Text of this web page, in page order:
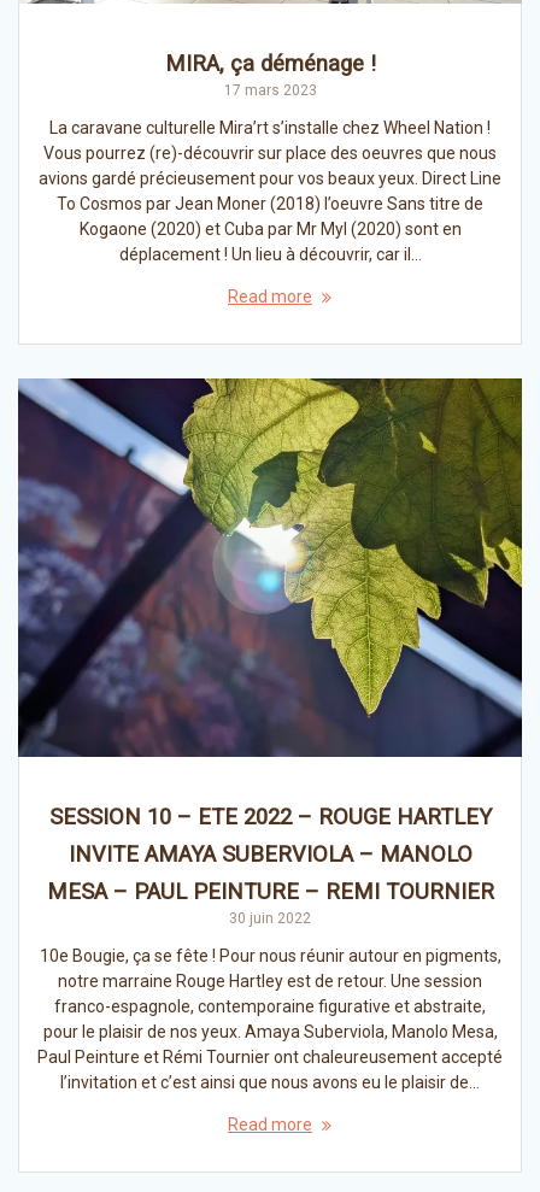
MIRA, ça déménage !
17 mars 2023
La caravane culturelle Mira’rt s’installe chez Wheel Nation !
Vous pourrez (re)-découvrir sur place des oeuvres que nous
avions gardé précieusement pour vos beaux yeux. Direct Line
To Cosmos par Jean Moner (2018) l’oeuvre Sans titre de
Kogaone (2020) et Cuba par Mr Myl (2020) sont en
déplacement ! Un lieu à découvrir, car il…
Read more
SESSION 10 – ETE 2022 – ROUGE HARTLEY
INVITE AMAYA SUBERVIOLA – MANOLO
MESA – PAUL PEINTURE – REMI TOURNIER
30 juin 2022
10e Bougie, ça se fête ! Pour nous réunir autour en pigments,
notre marraine Rouge Hartley est de retour. Une session
franco-espagnole, contemporaine figurative et abstraite,
pour le plaisir de nos yeux. Amaya Suberviola, Manolo Mesa,
Paul Peinture et Rémi Tournier ont chaleureusement accepté
l’invitation et c’est ainsi que nous avons eu le plaisir de…
Read more